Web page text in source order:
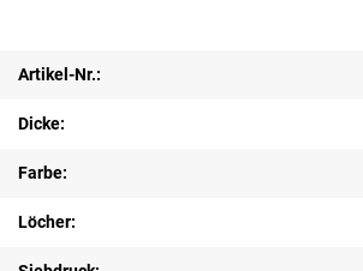
Artikel-Nr.:
Dicke:
Farbe:
Löcher: